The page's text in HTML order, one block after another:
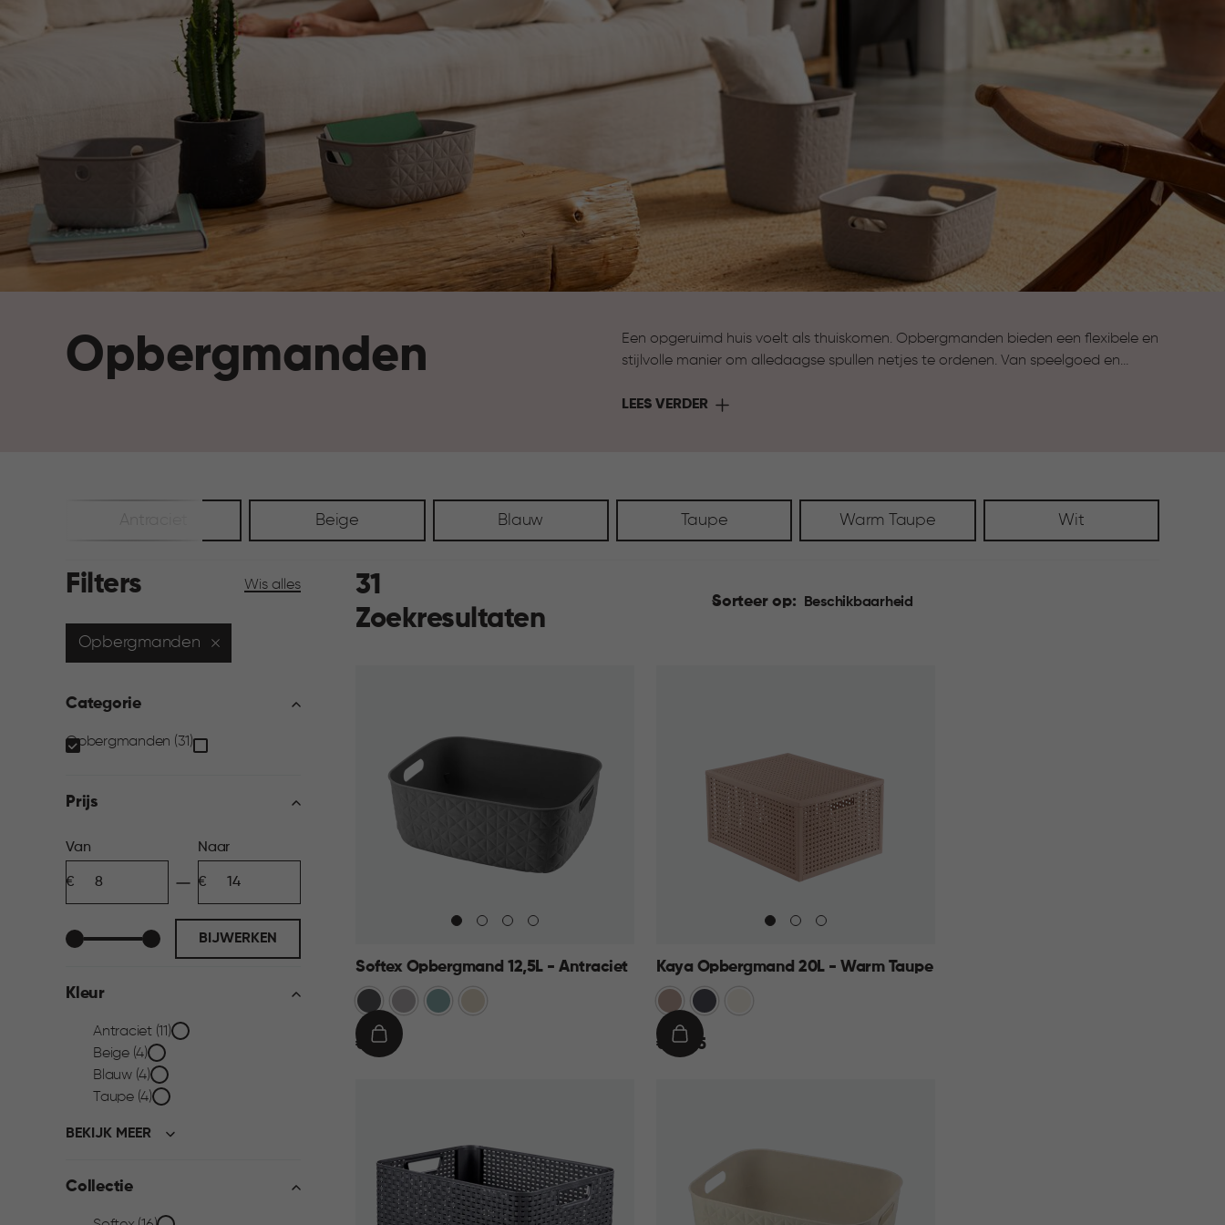
Opbergmanden
Een opgeruimd huis voelt als thuiskomen. Opbergmanden bieden een flexibele en
stijlvolle manier om alledaagse spullen netjes te ordenen. Van speelgoed en
formaten en designs passen opbergmanden moeiteloos in elke ruimte. Zo
LEES VERDER
Beige Blauw Taupe Warm Taupe Wit
Filters Wis alles
Opbergmanden
Categorie
Categorie
filter
Opbergmanden (31)
Prijs
Prijs
filter
Van
Naar
BIJWERKEN
Kleur
Kleur
filter
Antraciet (11)
Beige (4)
Blauw (4)
Taupe (4)
BEKIJK MEER
Collectie
Sorteer op: Beschikbaarheid
31
Zoekresultaten
Softex Opbergmand 12,5L - Antraciet
Antraciet
TaupeBlauwBeige
€€ 9,95
IN
Kaya Opbergmand 20L - Warm Taupe
Warm
Taupe
Antraciet
€€ 13,95
IN